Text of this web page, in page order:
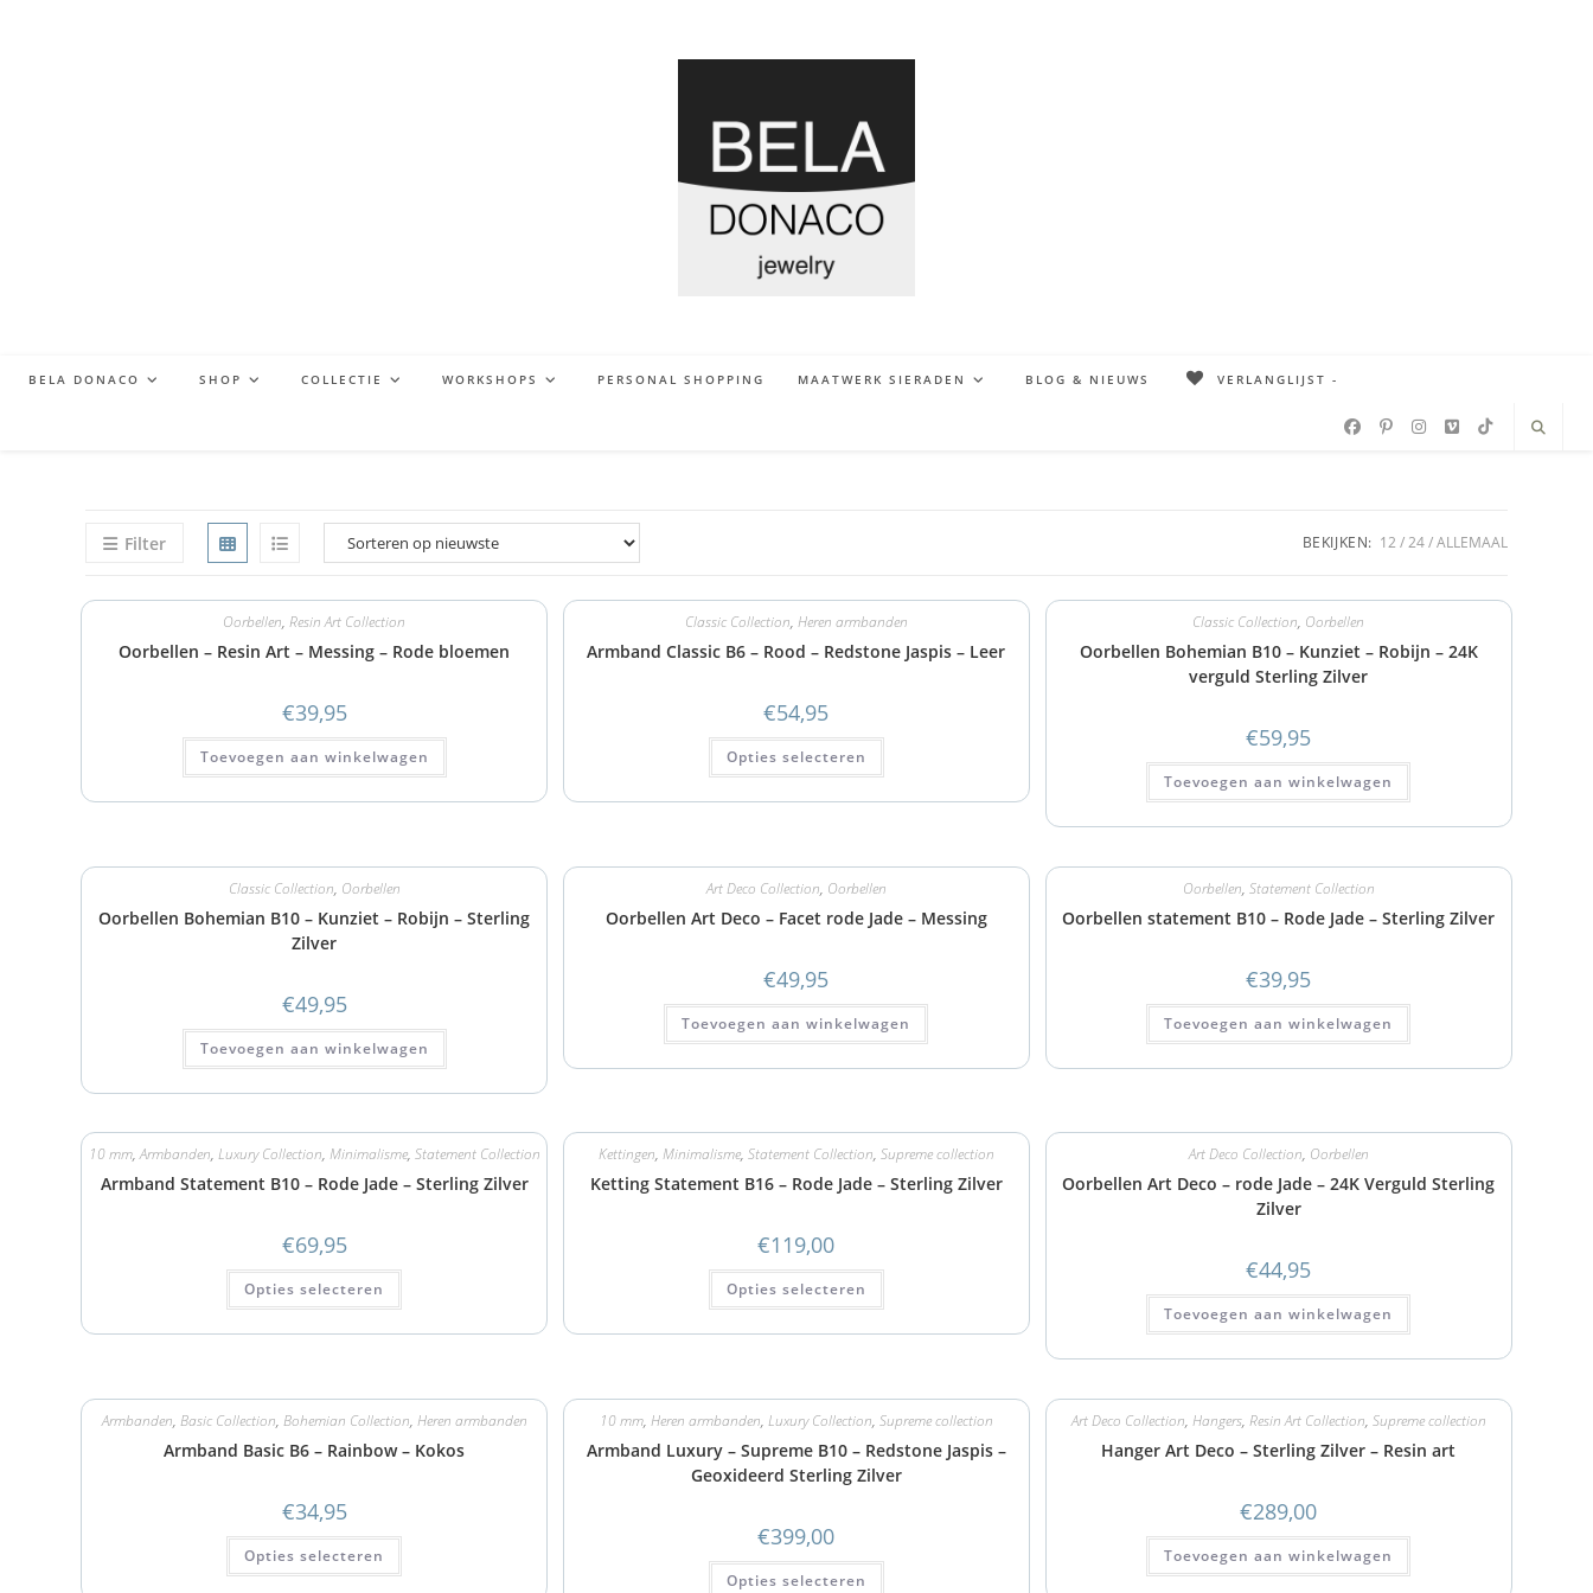
BELA DONACO SHOP COLLECTIE WORKSHOPS PERSONAL SHOPPING MAATWERK SIERADEN BLOG & NIEUWS VERLANGLIJST -
Filter BEKIJKEN: 12 24 ALLEMAAL
Oorbellen,Resin Art Collection
Oorbellen – Resin Art – Messing – Rode bloemen
€39,95
Toevoegen aan winkelwagen
Classic Collection, Heren armbanden
Armband Classic B6 – Rood – Redstone Jaspis – Leer
€54,95
Opties selecteren
Classic Collection, Oorbellen
Oorbellen Bohemian B10 – Kunziet – Robijn – 24K
verguld Sterling Zilver
€59,95
Toevoegen aan winkelwagen
Classic Collection, Oorbellen
Oorbellen Bohemian B10 – Kunziet – Robijn – Sterling
Zilver
€49,95
Toevoegen aan winkelwagen
Art Deco Collection, Oorbellen
Oorbellen Art Deco – Facet rode Jade – Messing
€49,95
Toevoegen aan winkelwagen
Oorbellen, Statement Collection
Oorbellen statement B10 – Rode Jade – Sterling Zilver
€39,95
Toevoegen aan winkelwagen
10 mm,Armbanden, Luxury Collection, Minimalisme, Statement Collection
Armband Statement B10 – Rode Jade – Sterling Zilver
€69,95
Opties selecteren
Kettingen, Minimalisme, Statement Collection, Supreme collection
Ketting Statement B16 – Rode Jade – Sterling Zilver
€119,00
Opties selecteren
Art Deco Collection, Oorbellen
Oorbellen Art Deco – rode Jade – 24K Verguld Sterling
Zilver
€44,95
Toevoegen aan winkelwagen
Armbanden, Basic Collection, Bohemian Collection, Heren armbanden
Armband Basic B6 – Rainbow – Kokos
€34,95
Opties selecteren
10 mm, Heren armbanden, Luxury Collection, Supreme collection
Armband Luxury – Supreme B10 – Redstone Jaspis –
Geoxideerd Sterling Zilver
€399,00
Opties selecteren
Art Deco Collection, Hangers, Resin Art Collection, Supreme collection
Hanger Art Deco – Sterling Zilver – Resin art
€289,00
Toevoegen aan winkelwagen